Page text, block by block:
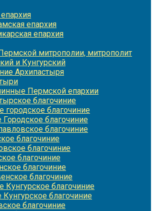
епархия
епархия
митрополии, митрополит
и Кунгурский
Архипастыря
Пермской епархии
благочиние
городское благочиние
Городское благочиние
благочиние
благочиние
благочиние
благочиние
благочиние
благочиние
Кунгурское благочиние
Кунгурское благочиние
благочиние